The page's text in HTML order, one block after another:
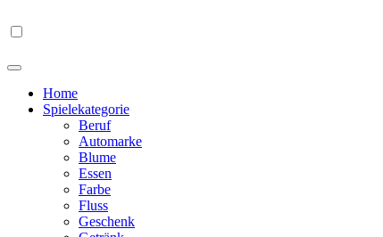
Home
Spielekategorie
Beruf
Automarke
Blume
Essen
Farbe
Fluss
Geschenk